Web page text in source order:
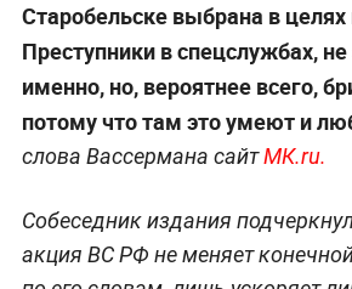
Старобельске выбрана в
Преступники в спецслужбах,
именно, но, вероятнее всего,
потому что там это умеют и
слова Вассермана сайтМК.ru.
Собеседник издания
акция ВС РФ не меняет